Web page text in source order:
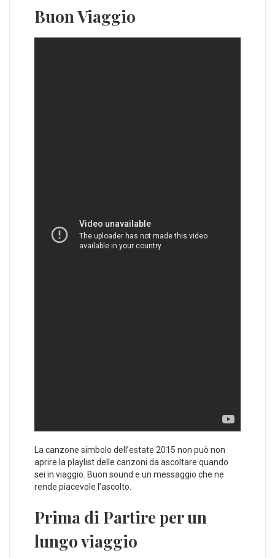
Buon Viaggio
La canzone simbolo dell’estate 2015 non può non
aprire la playlist delle canzoni da ascoltare quando
sei in viaggio. Buon sound e un messaggio che ne
rende piacevole l’ascolto.
Prima di Partire per un
lungo viaggio